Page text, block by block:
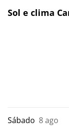
Sol e clima
Sábado 8 ago